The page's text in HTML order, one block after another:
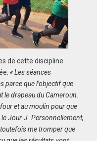
de cette discipline
« Les séances
parce que l’objectif que
drapeau du Cameroun.
et au moulin pour que
Jour-J. Personnellement,
me tromper que